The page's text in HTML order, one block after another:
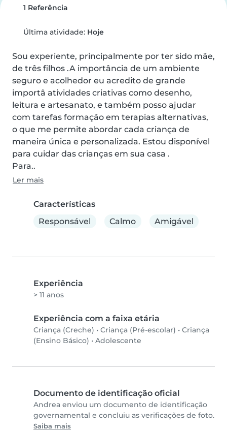
1 Referência
Última atividade: Hoje
Sou experiente, principalmente por ter sido mãe,
de três filhos .A importância de um ambiente
seguro e acolhedor eu acredito de grande
importâ atividades criativas como desenho,
leitura e artesanato, e também posso ajudar
com tarefas formação em terapias alternativas,
o que me permite abordar cada criança de
maneira única e personalizada. Estou disponível
para cuidar das crianças em sua casa .
Para..
Ler mais
Características
Responsável
Calmo Amigável
Experiência
> 11 anos
Experiência com a faixa etária
Criança (Creche) • Criança (Pré-escolar) • Criança
(Ensino Básico) • Adolescente
Documento de identificação oficial
Andrea enviou um documento de identificação
governamental e concluiu as verificações de foto.
Saiba mais